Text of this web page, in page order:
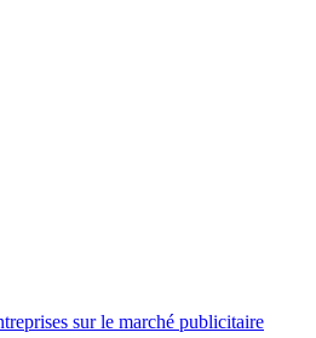
sur le marché publicitaire